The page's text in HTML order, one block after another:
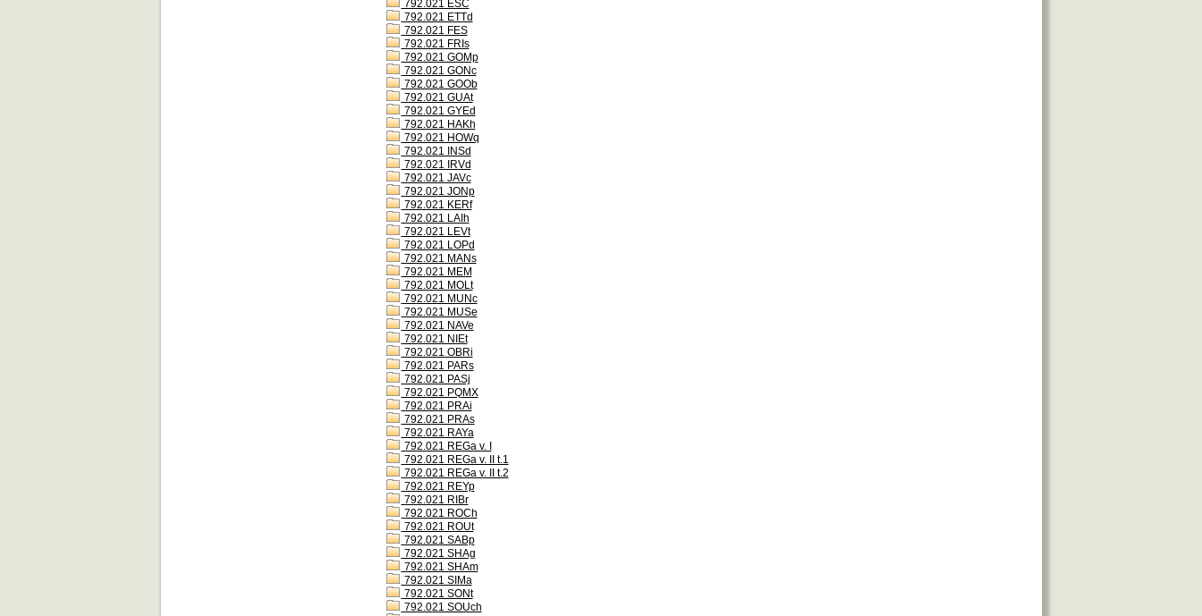
792.021 ESC
792.021 ETTd
792.021 FES
792.021 FRIs
792.021 GOMp
792.021 GONc
792.021 GOOb
792.021 GUAt
792.021 GYEd
792.021 HAKh
792.021 HOWq
792.021 INSd
792.021 IRVd
792.021 JAVc
792.021 JONp
792.021 KERf
792.021 LAIh
792.021 LEVt
792.021 LOPd
792.021 MANs
792.021 MEM
792.021 MOLt
792.021 MUNc
792.021 MUSe
792.021 NAVe
792.021 NIEt
792.021 OBRi
792.021 PARs
792.021 PASj
792.021 PQMX
792.021 PRAi
792.021 PRAs
792.021 RAYa
792.021 REGa v. I
792.021 REGa v. II t.1
792.021 REGa v. II t.2
792.021 REYp
792.021 RIBr
792.021 ROCh
792.021 ROUt
792.021 SABp
792.021 SHAg
792.021 SHAm
792.021 SIMa
792.021 SONt
792.021 SOUch